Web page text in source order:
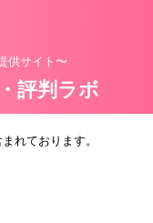
供サイト〜
評判ラボ
れております。